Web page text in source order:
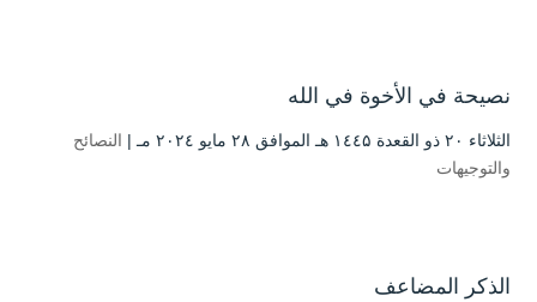
نصيحة في الأخوة في الله
الثلاثاء ۲۰ ذو القعدة ۱٤٤۵ هـ الموافق ۲۸ مايو ۲۰۲٤ مـ |
النصائح
والتوجيهات
الذكر المضاعف